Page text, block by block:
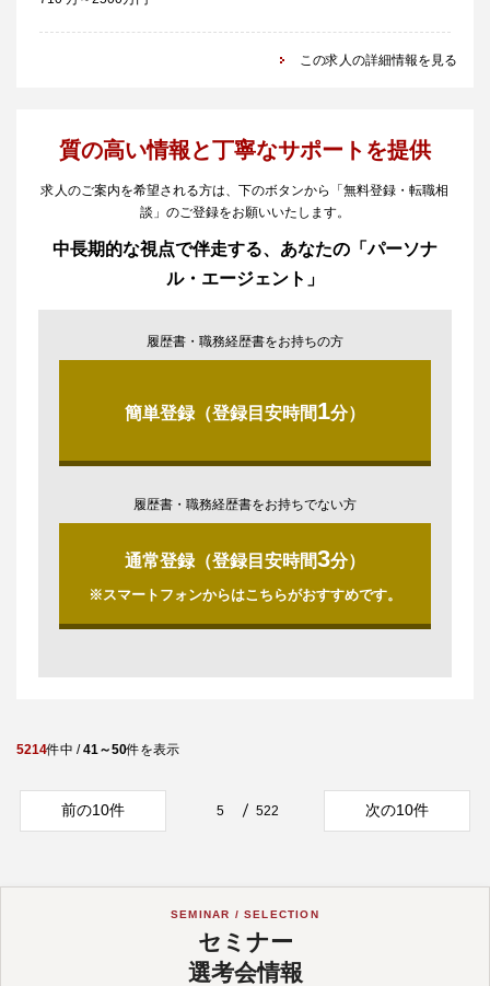
この求人の詳細情報を見る
質の高い情報と丁寧なサポートを提供
求人のご案内を希望される方は、下のボタンから「無料登録・転職相
談」のご登録をお願いいたします。
中長期的な視点で伴走する、あなたの「パーソナ
ル・エージェント」
履歴書・職務経歴書をお持ちの方
簡単登録（登録目安時間1分）
履歴書・職務経歴書をお持ちでない方
通常登録（登録目安時間3分）
※スマートフォンからはこちらがおすすめです。
5214件中 /41～50件を表示
前の10件 5 522 次の10件
SEMINAR / SELECTION
セミナー
選考会情報